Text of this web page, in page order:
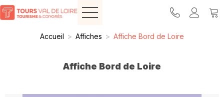
Accueil > Affiches > Affiche Bord de Loire
Affiche Bord de Loire